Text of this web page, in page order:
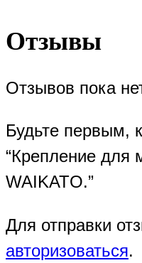
Отзывы
Отзывов пока
Будьте первым,
“Крепление для
WAIKATO.”
Для отправки
авторизоваться.